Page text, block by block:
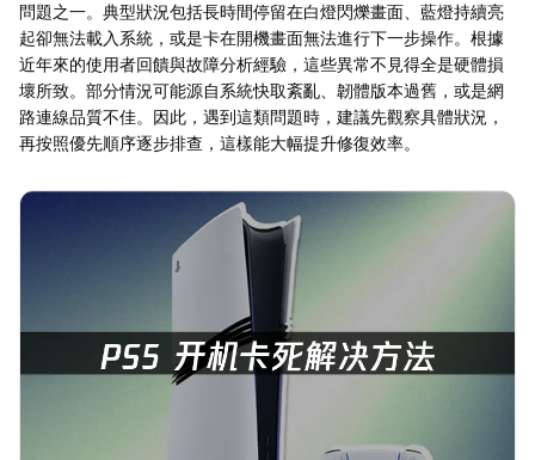
問題之一。典型狀況包括長時間停留在白燈閃爍畫面、藍燈持續亮
起卻無法載入系統，或是卡在開機畫面無法進行下一步操作。根據
近年來的使用者回饋與故障分析經驗，這些異常不見得全是硬體損
壞所致。部分情況可能源自系統快取紊亂、韌體版本過舊，或是網
路連線品質不佳。因此，遇到這類問題時，建議先觀察具體狀況，
再按照優先順序逐步排查，這樣能大幅提升修復效率。